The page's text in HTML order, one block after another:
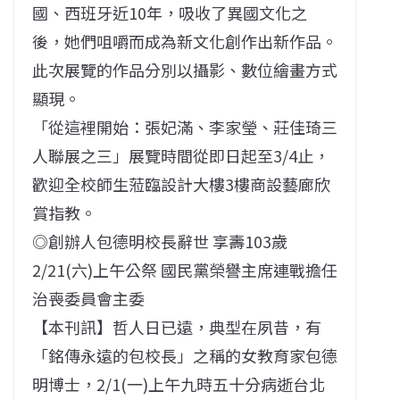
國、西班牙近10年，吸收了異國文化之
後，她們咀嚼而成為新文化創作出新作品。
此次展覽的作品分別以攝影、數位繪畫方式
顯現。
「從這裡開始：張妃滿、李家瑩、莊佳琦三
人聯展之三」展覽時間從即日起至3/4止，
歡迎全校師生蒞臨設計大樓3樓商設藝廊欣
賞指教。
◎創辦人包德明校長辭世 享壽103歲
2/21(六)上午公祭 國民黨榮譽主席連戰擔任
治喪委員會主委
【本刊訊】哲人日已遠，典型在夙昔，有
「銘傳永遠的包校長」之稱的女教育家包德
明博士，2/1(一)上午九時五十分病逝台北